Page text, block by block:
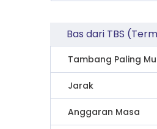
Bas dari TBS
Tambang Paling
Jarak
Anggaran Masa